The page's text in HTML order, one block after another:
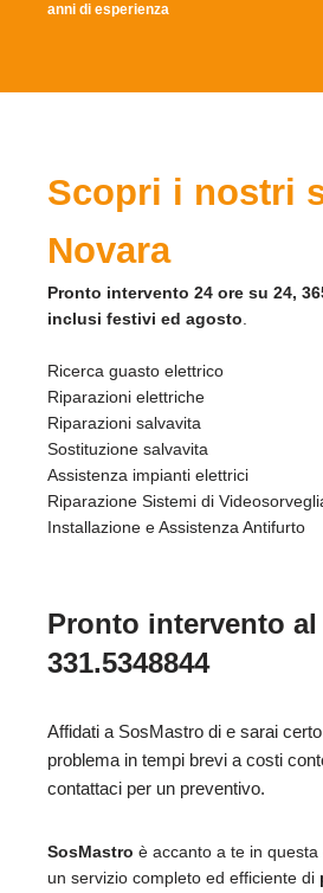
anni di esperienza
Scopri i nostri
Novara
Pronto intervento 24 ore su 24,
inclusi festivi ed agosto
Ricerca guasto elettrico
Riparazioni elettriche
Riparazioni salvavita
Sostituzione salvavita
Assistenza impianti elettrici
Riparazione Sistemi di
Installazione e Assistenza Antifurto
Pronto intervento
331.5348844
Affidati a SosMastro di e sarai
problema in tempi brevi a costi
contattaci per un preventivo.
SosMastro è accanto a te in
un servizio completo ed efficiente di